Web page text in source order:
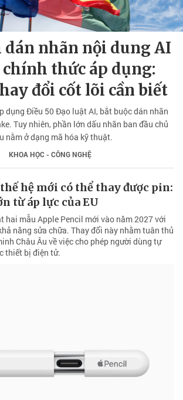
dán nhãn nội dung AI
chính thức áp dụng:
đổi cốt lõi cần biết
dụng Điều 50 Đạo luật AI, bắt buộc dán nhãn
Tuy nhiên, phần lớn dấu nhãn ban đầu chủ
nằm ở dạng mã hóa kỹ thuật.
KHOA HỌC - CÔNG NGHỆ
hệ mới có thể thay được pin:
từ áp lực của EU
hai mẫu Apple Pencil mới vào năm 2027 với
năng sửa chữa. Thay đổi này nhằm tuân thủ
Châu Âu về việc cho phép người dùng tự
thiết bị điện tử.